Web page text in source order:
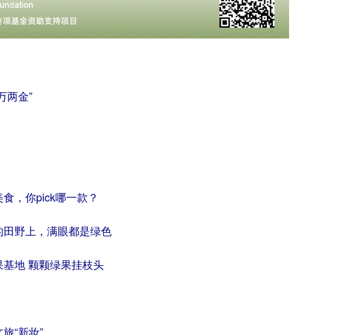
两金”
，你pick哪一款？
野上，满眼都是绿色
地 颗颗绿果挂枝头
“新妆”